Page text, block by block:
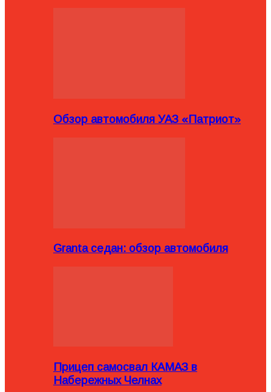
Обзор автомобиля УАЗ «Патриот»
Granta седан: обзор автомобиля
Прицеп самосвал КАМАЗ в
Набережных Челнах